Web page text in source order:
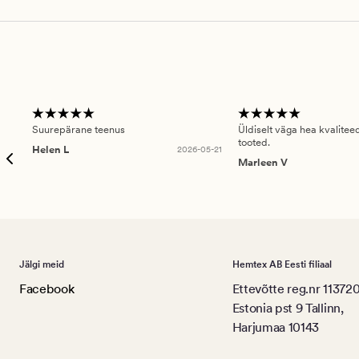
Suurepärane teenus
Helen L
2026-05-21
Üldiselt väga hea
tooted.
Marleen V
Jälgi meid
Facebook
Hemtex AB Eesti filiaal
Ettevõtte reg.nr
Estonia pst 9 Tallinn,
Harjumaa 10143